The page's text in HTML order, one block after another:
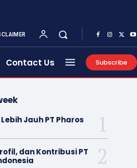
Contact Us Subscribe
Jauh PT Pharos
dan Kontribusi PT